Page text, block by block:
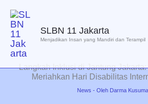
Lewati
konten
SLBN 11 Jakarta
Menjadikan Insan yang Mandiri dan Terampil
Langkah Inklusi di Jantung
Meriahkan Hari Disabilitas
News - Oleh Darma